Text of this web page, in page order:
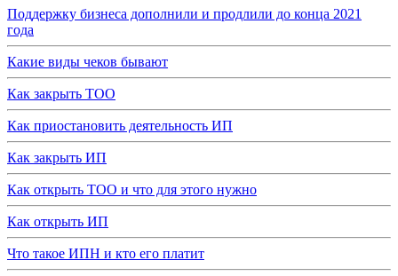
Поддержку бизнеса дополнили и продлили до конца 2021
года
Какие виды чеков бывают
Как закрыть ТОО
Как приостановить деятельность ИП
Как закрыть ИП
Как открыть ТОО и что для этого нужно
Как открыть ИП
Что такое ИПН и кто его платит